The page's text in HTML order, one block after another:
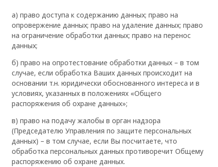
а) право доступа к содержанию данных; право на
опровержение данных; право на удаление данных; право
на ограничение обработки данных; право на перенос
данных;
б) право на опротестование обработки данных – в том
случае, если обработка Ваших данных происходит на
основании т.н. юридически обоснованного интереса и в
условиях, указанных в положениях «Общего
распоряжения об охране данных»;
в) право на подачу жалобы в орган надзора
(Председателю Управления по защите персональных
данных) – в том случае, если Вы посчитаете, что
обработка персональных данных противоречит Общему
распоряжению об охране данных.